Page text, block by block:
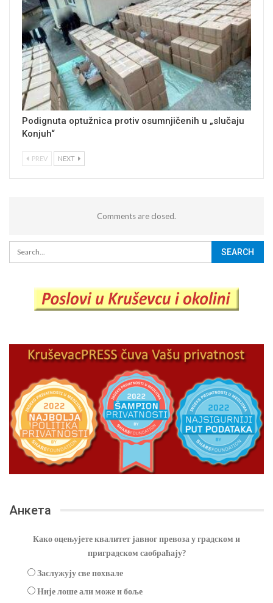
Podignuta optužnica protiv osumnjičenih u „slučaju
Konjuh“
PREV NEXT
Comments are closed.
Анкета
Како оцењујете квалитет јавног превоза у градском и
приградском саобраћају?
Заслужују све похвале
Није лоше али може и боље